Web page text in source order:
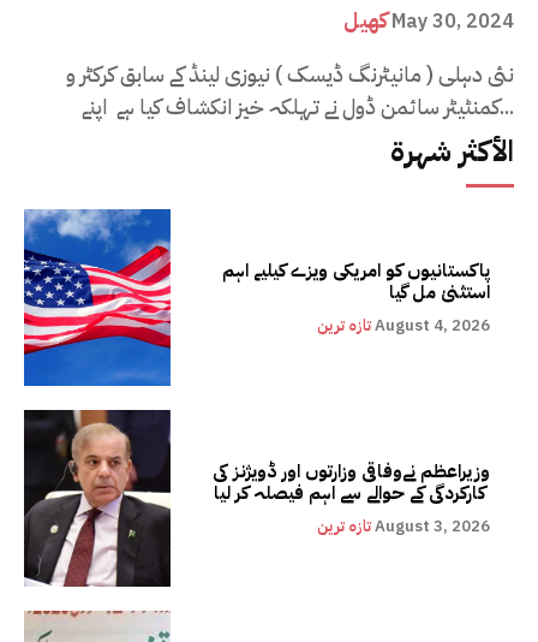
کھیلMay 30, 2024
نئی دہلی ( مانیٹرنگ ڈیسک ) نیوزی لینڈ کے سابق کرکٹر و
کمنٹیٹر سائمن ڈول نے تہلکہ خیز انکشاف کیا ہے اپنے...
الأكثر شهرة
پاکستانیوں کو امریکی ویزے کیلیے اہم
استثنیٰ مل گیا
تازہ ترینAugust 4, 2026
وزیراعظم نےوفاقی وزارتوں اور ڈویژنز کی
کارکردگی کے حوالے سے اہم فیصلہ کر لیا
تازہ ترینAugust 3, 2026